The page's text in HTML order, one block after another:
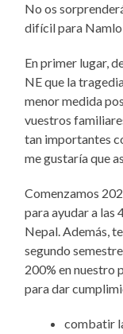
No os
difícil para Namlo
En primer lugar,
NE que la
menor medida
vuestros
tan importantes
me gustaría que
Comenzamos
para ayudar a las
Nepal. Además,
segundo
200% en nuestro
para dar
combatir